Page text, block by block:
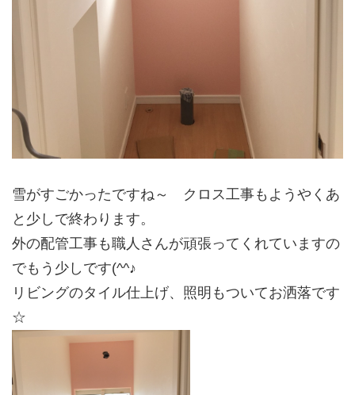
雪がすごかったですね～
クロス工事もようやくあ
と少しで終わります。
外の配管工事も職人さんが頑張ってくれていますの
でもう少しです(^^♪
リビングのタイル仕上げ、照明もついてお洒落です
☆